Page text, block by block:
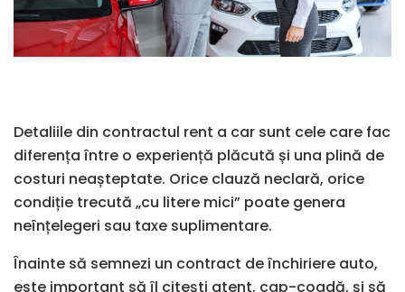
Detaliile din contractul rent a car sunt cele care fac
diferența între o experiență plăcută și una plină de
costuri neașteptate. Orice clauză neclară, orice
condiție trecută „cu litere mici” poate genera
neînțelegeri sau taxe suplimentare.
Înainte să semnezi un contract de închiriere auto,
este important să îl citești atent, cap-coadă, și să